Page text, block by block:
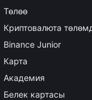
Төлөө
Криптовалюта
Binance Junior
Карта
Академия
Белек картасы